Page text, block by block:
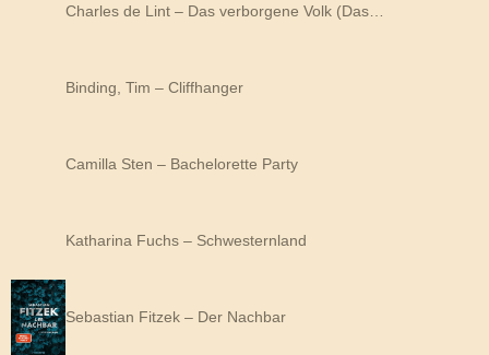
Charles de Lint – Das verborgene Volk (Das…
Binding, Tim – Cliffhanger
Camilla Sten – Bachelorette Party
Katharina Fuchs – Schwesternland
Sebastian Fitzek – Der Nachbar